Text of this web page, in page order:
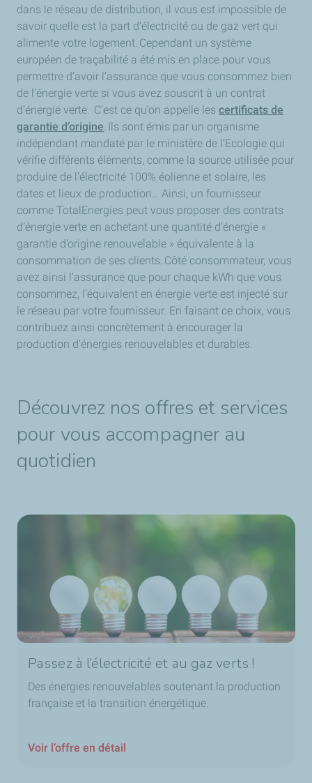
dans le réseau de distribution, il vous est impossible de
savoir quelle est la part d’électricité ou de gaz vert qui
alimente votre logement. Cependant un système
européen de traçabilité a été mis en place pour vous
permettre d’avoir l’assurance que vous consommez bien
de l’énergie verte si vous avez souscrit à un contrat
d’énergie verte. C’est ce qu’on appelle les certificats de
garantie d’origine. Ils sont émis par un organisme
indépendant mandaté par le ministère de l’Ecologie qui
vérifie différents éléments, comme la source utilisée pour
produire de l’électricité 100% éolienne et solaire, les
dates et lieux de production… Ainsi, un fournisseur
comme TotalEnergies peut vous proposer des contrats
d’énergie verte en achetant une quantité d’énergie «
garantie d’origine renouvelable » équivalente à la
consommation de ses clients. Côté consommateur, vous
avez ainsi l’assurance que pour chaque kWh que vous
consommez, l’équivalent en énergie verte est injecté sur
le réseau par votre fournisseur. En faisant ce choix, vous
contribuez ainsi concrètement à encourager la
production d’énergies renouvelables et durables.
Découvrez nos offres et services
pour vous accompagner au
quotidien
Passez à l’électricité et au gaz verts !
Des énergies renouvelables soutenant la production
française et la transition énergétique.
Voir l’offre en détail